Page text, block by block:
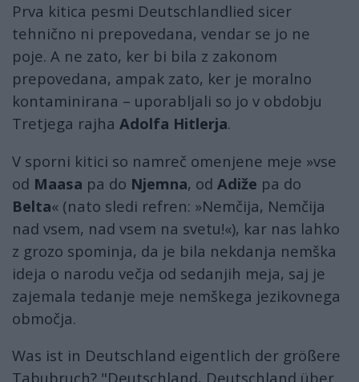
Prva kitica pesmi Deutschlandlied sicer
tehnično ni prepovedana, vendar se jo ne
poje. A ne zato, ker bi bila z zakonom
prepovedana, ampak zato, ker je moralno
kontaminirana – uporabljali so jo v obdobju
Tretjega rajha Adolfa Hitlerja.
V sporni kitici so namreč omenjene meje »vse
od Maasa pa do Njemna, od Adiže pa do
Belta« (nato sledi refren: »Nemčija, Nemčija
nad vsem, nad vsem na svetu!«), kar nas lahko
z grozo spominja, da je bila nekdanja nemška
ideja o narodu večja od sedanjih meja, saj je
zajemala tedanje meje nemškega jezikovnega
območja.
Was ist in Deutschland eigentlich der größere
Tabubruch? "Deutschland, Deutschland über